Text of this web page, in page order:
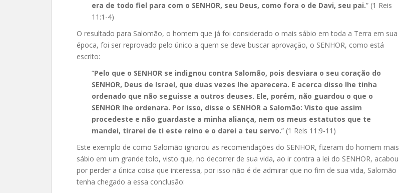
era de todo fiel para com o SENHOR, seu Deus, como fora o de Davi, seu pai.” (1 Reis
11:1-4)
O resultado para Salomão, o homem que já foi considerado o mais sábio em toda a Terra em sua
época, foi ser reprovado pelo único a quem se deve buscar aprovação, o SENHOR, como está
escrito:
“Pelo que o SENHOR se indignou contra Salomão, pois desviara o seu coração do
SENHOR, Deus de Israel, que duas vezes lhe aparecera. E acerca disso lhe tinha
ordenado que não seguisse a outros deuses. Ele, porém, não guardou o que o
SENHOR lhe ordenara. Por isso, disse o SENHOR a Salomão: Visto que assim
procedeste e não guardaste a minha aliança, nem os meus estatutos que te
mandei, tirarei de ti este reino e o darei a teu servo.” (1 Reis 11:9-11)
Este exemplo de como Salomão ignorou as recomendações do SENHOR, fizeram do homem mais
sábio em um grande tolo, visto que, no decorrer de sua vida, ao ir contra a lei do SENHOR, acabou
por perder a única coisa que interessa, por isso não é de admirar que no fim de sua vida, Salomão
tenha chegado a essa conclusão: